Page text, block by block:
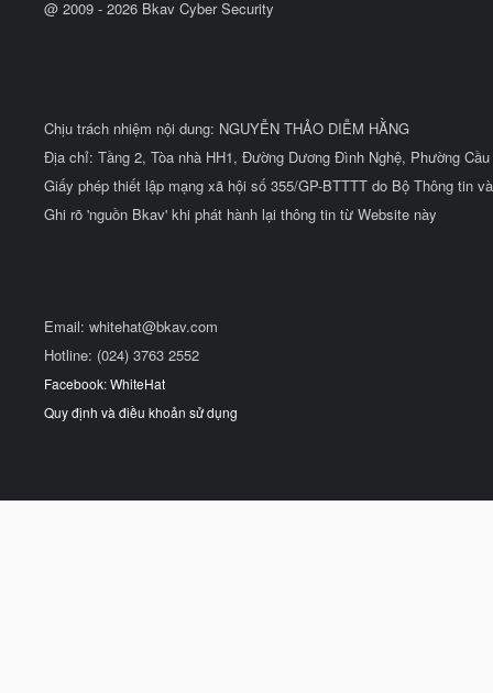
@ 2009 - 2026 Bkav Cyber Security
Chịu trách nhiệm nội dung: NGUYỄN THẢO DIỄM HẰNG
Địa chỉ: Tầng 2, Tòa nhà HH1, Đường Dương Đình Nghệ, Phường
Giấy phép thiết lập mạng xã hội số 355/GP-BTTTT do Bộ Thông tin
Ghi rõ 'nguồn Bkav' khi phát hành lại thông tin từ Website này
Email: whitehat@bkav.com
Hotline: (024) 3763 2552
Facebook: WhiteHat
Quy định và điều khoản sử dụng